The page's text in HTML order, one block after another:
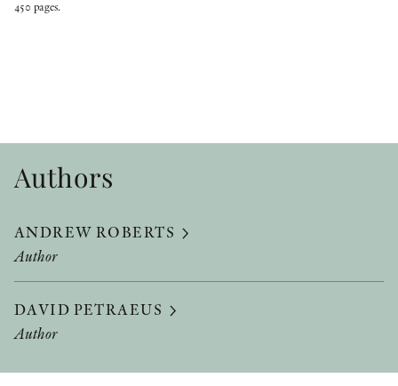
450 pages.
Authors
ANDREW ROBERTS
Author
DAVID PETRAEUS
Author